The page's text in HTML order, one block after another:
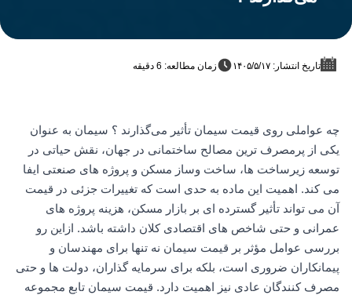
تاریخ انتشار: ۱۴۰۵/۵/۱۷ زمان مطالعه: 6 دقیقه
چه عواملی روی قیمت سیمان تأثیر می‌گذارند ؟ سیمان به عنوان
یکی از پرمصرف ترین مصالح ساختمانی در جهان، نقش حیاتی در
توسعه زیرساخت ها، ساخت وساز مسکن و پروژه های صنعتی ایفا
می کند. اهمیت این ماده به حدی است که تغییرات جزئی در قیمت
آن می تواند تأثیر گسترده ای بر بازار مسکن، هزینه پروژه های
عمرانی و حتی شاخص های اقتصادی کلان داشته باشد. ازاین رو
بررسی عوامل مؤثر بر قیمت سیمان نه تنها برای مهندسان و
پیمانکاران ضروری است، بلکه برای سرمایه گذاران، دولت ها و حتی
مصرف کنندگان عادی نیز اهمیت دارد. قیمت سیمان تابع مجموعه